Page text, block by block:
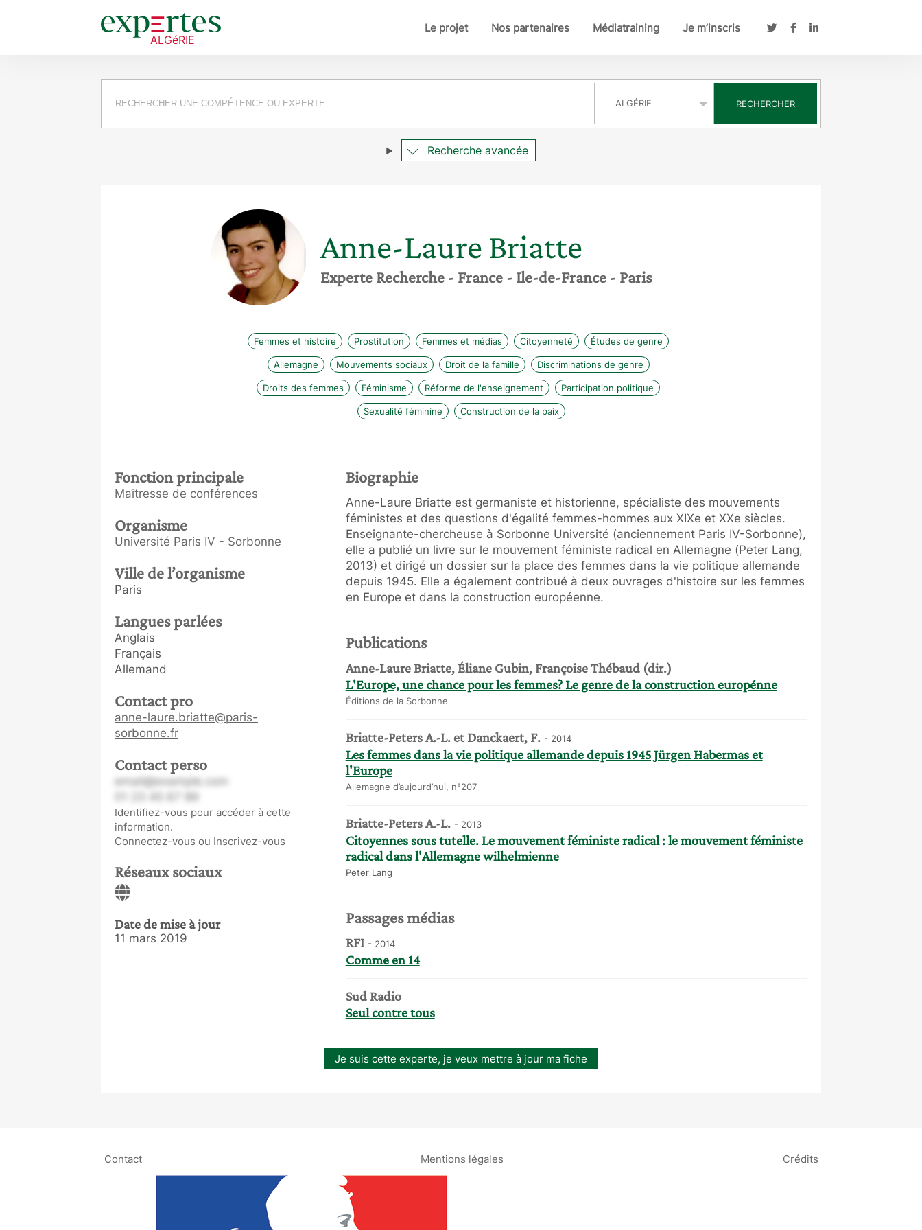
Le projet Nos partenaires Médiatraining Je m’inscris
Requête RECHERCHER
Recherche avancée
Anne-Laure Briatte
Experte Recherche - France - Ile-de-France - Paris
Femmes et histoire Prostitution Femmes et médias Citoyenneté Études de genre
Allemagne Mouvements sociaux Droit de la famille Discriminations de genre
Droits des femmes Féminisme Réforme de l'enseignement Participation politique
Sexualité féminine Construction de la paix
Fonction principale
Maîtresse de conférences
Organisme
Université Paris IV - Sorbonne
Ville de l’organisme
Paris
Langues parlées
Anglais
Français
Allemand
Contact pro
anne-laure.briatte@paris-
sorbonne.fr
Contact perso
email@example.com
Identifiez-vous pour accéder à cette
information.
Connectez-vous ou Inscrivez-vous
Réseaux sociaux
Date de mise à jour
11 mars 2019
Biographie
Anne-Laure Briatte est germaniste et historienne, spécialiste des mouvements
féministes et des questions d'égalité femmes-hommes aux XIXe et XXe siècles.
Enseignante-chercheuse à Sorbonne Université (anciennement Paris IV-Sorbonne),
elle a publié un livre sur le mouvement féministe radical en Allemagne (Peter Lang,
2013) et dirigé un dossier sur la place des femmes dans la vie politique allemande
depuis 1945. Elle a également contribué à deux ouvrages d'histoire sur les femmes
en Europe et dans la construction européenne.
Publications
Anne-Laure Briatte, Éliane Gubin, Françoise Thébaud (dir.)
L'Europe, une chance pour les femmes? Le genre de la construction europénne
Éditions de la Sorbonne
Briatte-Peters A.-L. et Danckaert, F. - 2014
Les femmes dans la vie politique allemande depuis 1945 Jürgen Habermas et
l'Europe
Allemagne d’aujourd’hui, n°207
Briatte-Peters A.-L. - 2013
Citoyennes sous tutelle. Le mouvement féministe radical : le mouvement féministe
radical dans l'Allemagne wilhelmienne
Peter Lang
Passages médias
RFI - 2014
Comme en 14
Sud Radio
Seul contre tous
Je suis cette experte, je veux mettre à jour ma fiche
Contact Mentions légales Crédits